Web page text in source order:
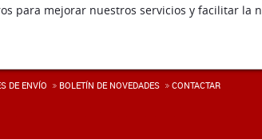
para mejorar nuestros servicios y facilitar la
DE ENVÍ­O BOLETÍN DE NOVEDADES CONTACTAR